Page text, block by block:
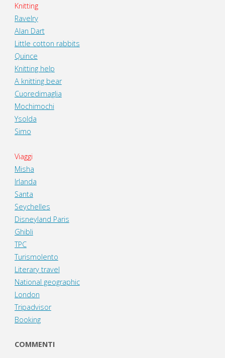
Knitting
Ravelry
Alan Dart
Little cotton rabbits
Quince
Knitting help
A knitting bear
Cuoredimaglia
Mochimochi
Ysolda
Simo
Viaggi
Misha
Irlanda
Santa
Seychelles
Disneyland Paris
Ghibli
TPC
Turismolento
Literary travel
National geographic
London
Tripadvisor
Booking
COMMENTI